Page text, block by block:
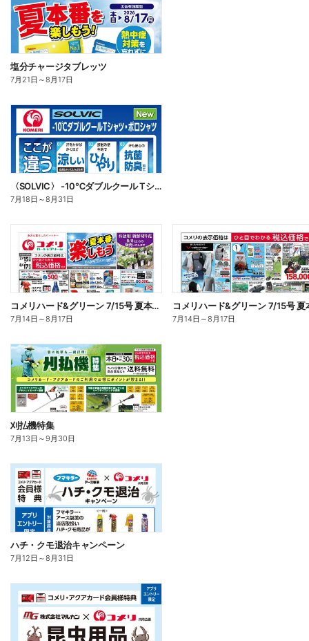
塩分チャージタブレッツ
7月21日 ～8月17日
〈SOLVIC〉 -10℃ダブルクール Tシャツ・ポロシャツ
7月18日 ～8月31日
コメリハード&グリーン 7/15号 夏本番を楽しもう オモテ
7月14日 ～8月17日 7月14日 ～8月17日
刈払機特集
7月13日 ～9月30日
ハチ・クモ退治キャンペーン
7月12日 ～8月31日